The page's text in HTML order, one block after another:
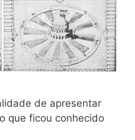
de apresentar
que ficou conhecido